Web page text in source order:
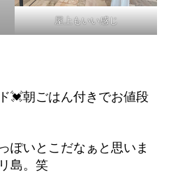
屋上もいい感じ
💓朝ごはん付きでお値段
ぽいとこだなぁと思いま
島。笑